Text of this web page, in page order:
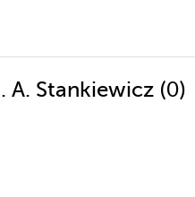
A. Stankiewicz (0)